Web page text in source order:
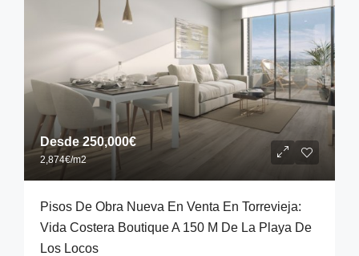
Desde250,000€
2,874€/m2
Pisos De Obra Nueva En Venta En Torrevieja:
Vida Costera Boutique A 150 M De La Playa De
Los Locos